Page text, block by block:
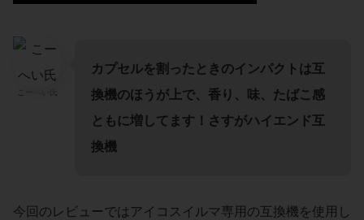
こーへい氏
カプセルを割ったときのインパクトは互
換機のほうが上で、香り、味、たばこ感
ともに増してます！さすがハイエンド互
換機
今回のレビューではアイコスイルマ専用の互換機を使用し